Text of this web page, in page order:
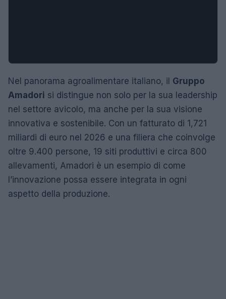
Nel panorama agroalimentare italiano, il Gruppo
Amadori si distingue non solo per la sua leadership
nel settore avicolo, ma anche per la sua visione
innovativa e sostenibile. Con un fatturato di 1,721
miliardi di euro nel 2026 e una filiera che coinvolge
oltre 9.400 persone, 19 siti produttivi e circa 800
allevamenti, Amadori è un esempio di come
l’innovazione possa essere integrata in ogni
aspetto della produzione.